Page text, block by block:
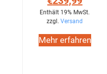
Enthält 19% MwSt.
zzgl.Versand
Mehr erfahren